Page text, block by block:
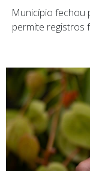
Município fechou
permite registros